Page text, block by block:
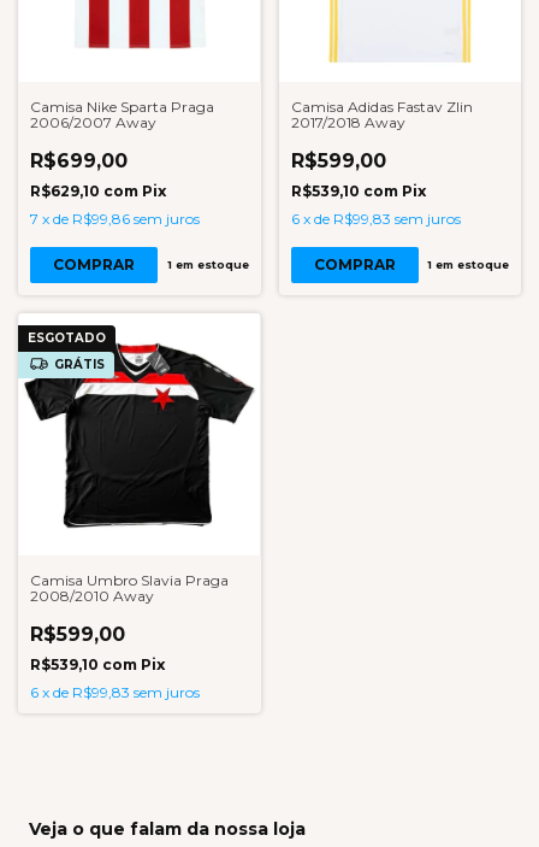
Camisa Nike Sparta Praga
2006/2007 Away
R$699,00
R$629,10 com Pix
7 x de R$99,86 sem juros
COMPRAR 1em estoque
Camisa Adidas Fastav Zlin
2017/2018 Away
R$599,00
R$539,10 com Pix
6 x de R$99,83 sem juros
COMPRAR 1 em estoque
ESGOTADO
GRÁTIS
Camisa Umbro Slavia Praga
2008/2010 Away
R$599,00
R$539,10 com Pix
6 x de R$99,83 sem juros
Veja o que falam da nossa loja